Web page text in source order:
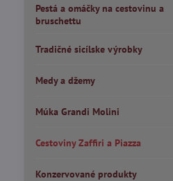
Pestá a omáčky na cestovinu a
bruschettu
Tradičné sicílske výrobky
Medy a džemy
Múka Grandi Molini
Cestoviny Zaffiri a Piazza
Konzervované produkty